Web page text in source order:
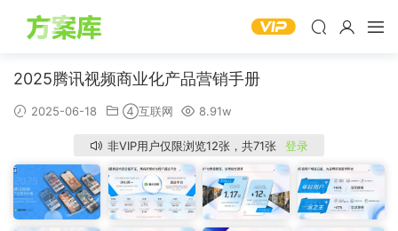
2025腾讯视频商业化产品营销手册
2025-06-18 ④互联网 8.91w
非VIP用户仅限浏览12张，共71张 登录